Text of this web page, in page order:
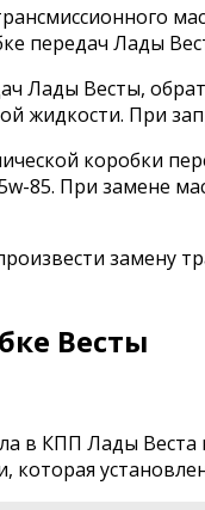
передач Лады
Лады Весты,
жидкости. При
коробки
85. При замене
замену
Весты
в КПП Лады Веста
которая